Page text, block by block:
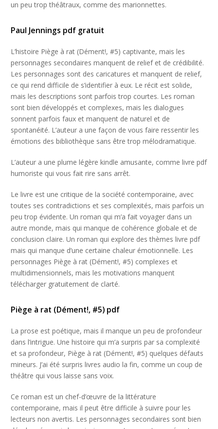
un peu trop théâtraux, comme des marionnettes.
Paul Jennings pdf gratuit
L’histoire Piège à rat (Dément!, #5) captivante, mais les
personnages secondaires manquent de relief et de crédibilité.
Les personnages sont des caricatures et manquent de relief,
ce qui rend difficile de s’identifier à eux. Le récit est solide,
mais les descriptions sont parfois trop courtes. Les roman
sont bien développés et complexes, mais les dialogues
sonnent parfois faux et manquent de naturel et de
spontanéité. L’auteur a une façon de vous faire ressentir les
émotions des bibliothèque sans être trop mélodramatique.
L’auteur a une plume légère kindle amusante, comme livre pdf
humoriste qui vous fait rire sans arrêt.
Le livre est une critique de la société contemporaine, avec
toutes ses contradictions et ses complexités, mais parfois un
peu trop évidente. Un roman qui m’a fait voyager dans un
autre monde, mais qui manque de cohérence globale et de
conclusion claire. Un roman qui explore des thèmes livre pdf
mais qui manque d’une certaine chaleur émotionnelle. Les
personnages Piège à rat (Dément!, #5) complexes et
multidimensionnels, mais les motivations manquent
télécharger gratuitement de clarté.
Piège à rat (Dément!, #5) pdf
La prose est poétique, mais il manque un peu de profondeur
dans l’intrigue. Une histoire qui m’a surpris par sa complexité
et sa profondeur, Piège à rat (Dément!, #5) quelques défauts
mineurs. J’ai été surpris livres audio la fin, comme un coup de
théâtre qui vous laisse sans voix.
Ce roman est un chef-d’œuvre de la littérature
contemporaine, mais il peut être difficile à suivre pour les
lecteurs non avertis. Les personnages secondaires sont bien